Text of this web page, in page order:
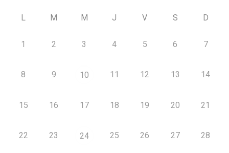
L M M J V S D
1 2 3 4 5 6 7
8 9 10 11 12 13 14
15 16 17 18 19 20 21
22 23 24 25 26 27 28